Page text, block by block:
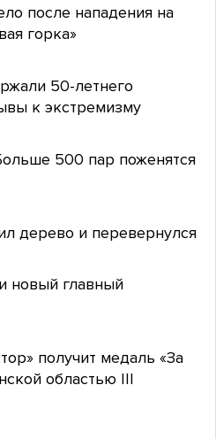
после нападения на
горка»
50-летнего
к экстремизму
500 пар поженятся
дерево и перевернулся
новый главный
получит медаль «За
областью III